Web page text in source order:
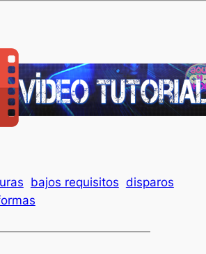
bajos requisitos disparos